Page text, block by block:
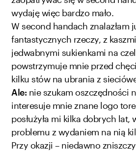
wydaję więc bardzo mało.
W second handach znalazłam
fantastycznych rzeczy, z
jedwabnymi sukienkami na
powstrzymuje mnie przed
kilku stów na ubrania z
Ale: nie szukam oszczędności
interesuje mnie znane logo
posłużyła mi kilka dobrych lat,
problemu z wydaniem na nią
Przy okazji – niedawno